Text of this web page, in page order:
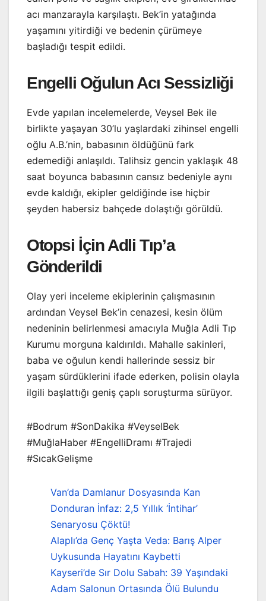
acı manzarayla karşılaştı. Bek’in yatağında
yaşamını yitirdiği ve bedenin çürümeye
başladığı tespit edildi.
Engelli Oğulun Acı Sessizliği
Evde yapılan incelemelerde, Veysel Bek ile
birlikte yaşayan 30’lu yaşlardaki zihinsel engelli
oğlu A.B.’nin, babasının öldüğünü fark
edemediği anlaşıldı. Talihsiz gencin yaklaşık 48
saat boyunca babasının cansız bedeniyle aynı
evde kaldığı, ekipler geldiğinde ise hiçbir
şeyden habersiz bahçede dolaştığı görüldü.
Otopsi İçin Adli Tıp’a
Gönderildi
Olay yeri inceleme ekiplerinin çalışmasının
ardından Veysel Bek’in cenazesi, kesin ölüm
nedeninin belirlenmesi amacıyla Muğla Adli Tıp
Kurumu morguna kaldırıldı. Mahalle sakinleri,
baba ve oğulun kendi hallerinde sessiz bir
yaşam sürdüklerini ifade ederken, polisin olayla
ilgili başlattığı geniş çaplı soruşturma sürüyor.
#Bodrum #SonDakika #VeyselBek
#MuğlaHaber #EngelliDramı #Trajedi
#SıcakGelişme
Van’da Damlanur Dosyasında Kan
Donduran İnfaz: 2,5 Yıllık ‘İntihar’
Senaryosu Çöktü!
Alaplı’da Genç Yaşta Veda: Barış Alper
Uykusunda Hayatını Kaybetti
Kayseri’de Sır Dolu Sabah: 39 Yaşındaki
Adam Salonun Ortasında Ölü Bulundu